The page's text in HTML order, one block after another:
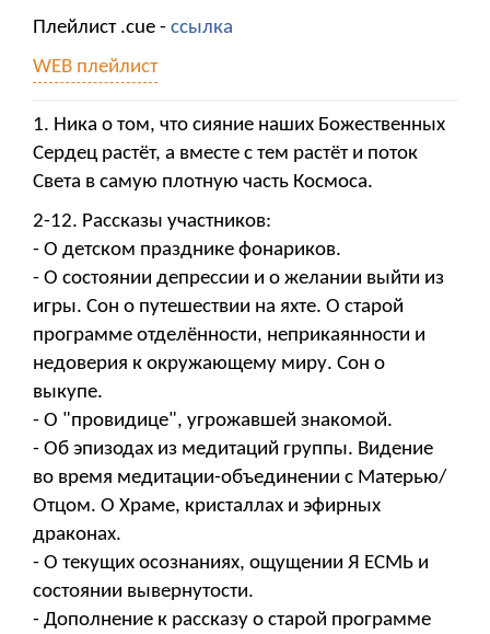
Плейлист .cue - ссылка
WEB плейлист
1. Ника о том, что сияние наших Божественных
Сердец растёт, а вместе с тем растёт и поток
Света в самую плотную часть Космоса.
2-12. Рассказы участников:
- О детском празднике фонариков.
- О состоянии депрессии и о желании выйти из
игры. Сон о путешествии на яхте. О старой
программе отделённости, неприкаянности и
недоверия к окружающему миру. Сон о
выкупе.
- О "провидице", угрожавшей знакомой.
- Об эпизодах из медитаций группы. Видение
во время медитации-объединении с Матерью/
Отцом. О Храме, кристаллах и эфирных
драконах.
- О текущих осознаниях, ощущении Я ЕСМЬ и
состоянии вывернутости.
- Дополнение к рассказу о старой программе